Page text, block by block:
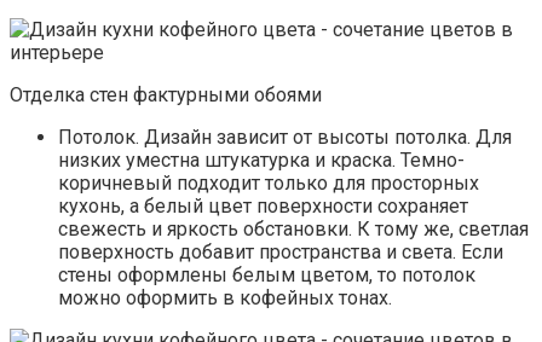
Отделка стен фактурными обоями
Потолок. Дизайн зависит от высоты потолка. Для
низких уместна штукатурка и краска. Темно-
коричневый подходит только для просторных
кухонь, а белый цвет поверхности сохраняет
свежесть и яркость обстановки. К тому же, светлая
поверхность добавит пространства и света. Если
стены оформлены белым цветом, то потолок
можно оформить в кофейных тонах.